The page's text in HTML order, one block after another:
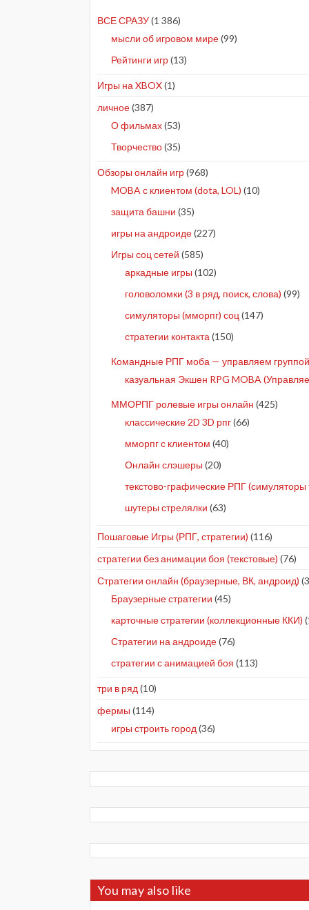
ВСЕ СРАЗУ(1 386)
мысли об игровом мире(99)
Рейтинги игр(13)
Игры на XBOX(1)
личное(387)
О фильмах(53)
Творчество(35)
Обзоры онлайн игр(968)
MOBA с клиентом (dota, LOL) (10)
защита башни (35)
игры на андроиде(227)
Игры соц сетей (585)
аркадные игры (102)
головоломки (3 в ряд, поиск, слова) (99)
симуляторы (мморпг) соц (147)
стратегии контакта (150)
Командные РПГ моба — управляем группой
казуальная Экшен RPG MOBA
ММОРПГ ролевые игры онлайн (425)
классические 2D 3D рпг(66)
мморпг с клиентом (40)
Онлайн слэшеры (20)
текстово-графические РПГ
шутеры стрелялки (63)
Пошаговые Игры (РПГ, стратегии) (116)
стратегии без анимации боя (текстовые) (76)
Стратегии онлайн (браузерные, ВК, андроид)
Браузерные стратегии (45)
карточные стратегии (коллекционные ККИ)
Стратегии на андроиде(76)
стратегии с анимацией боя (113)
три в ряд (10)
фермы (114)
игры строить город (36)
You may also like